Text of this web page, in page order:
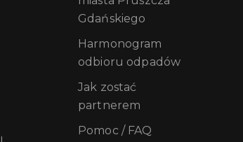
Gdańskiego
Harmonogram
odbioru odpadów
Jak zostać
partnerem
Pomoc / FAQ